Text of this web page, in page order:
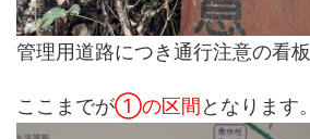
管理用道路につき通行注意の看板
ここまでが①の区間となります。